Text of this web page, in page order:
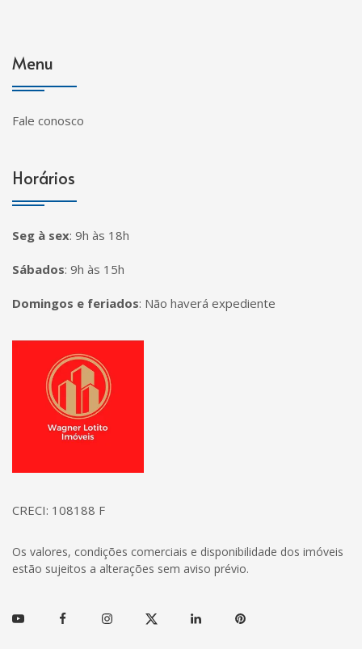
Menu
Fale conosco
Horários
Seg à sex: 9h às 18h
Sábados: 9h às 15h
Domingos e feriados: Não haverá expediente
Página inicial
CRECI: 108188 F
Os valores, condições comerciais e disponibilidade dos imóveis
estão sujeitos a alterações sem aviso prévio.
Youtube FacebookInstagramTwitter Linkedin Pinterest